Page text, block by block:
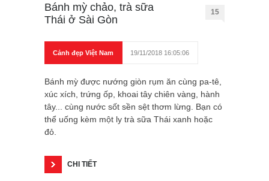
Bánh mỳ chảo, trà sữa
Thái ở Sài Gòn
15
Cảnh đẹp Việt Nam 19/11/2018 16:05:06
Bánh mỳ được nướng giòn rụm ăn cùng pa-tê,
xúc xích, trứng ốp, khoai tây chiên vàng, hành
tây... cùng nước sốt sền sệt thơm lừng. Bạn có
thể uống kèm một ly trà sữa Thái xanh hoặc
đỏ.
CHI TIẾT